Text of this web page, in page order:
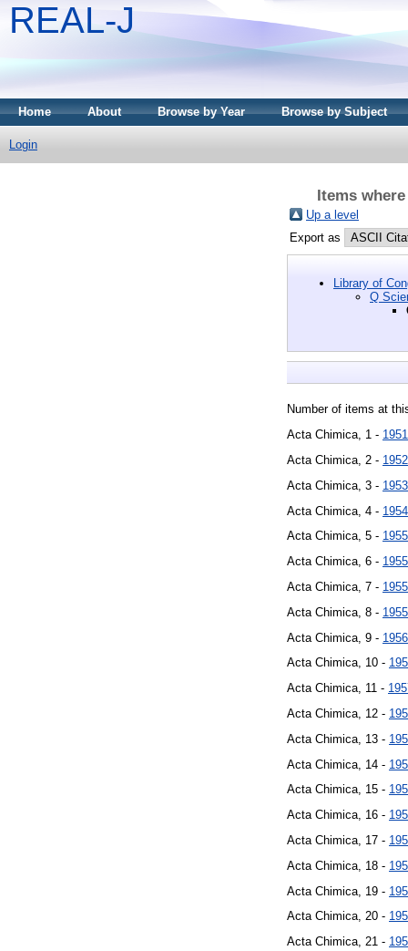
REAL-J
Home About Browse by Year Browse by Subject
Login
Items
Up a level
Export as
Library of
Q
Number of items at
Acta Chimica, 1 - 1951
Acta Chimica, 2 - 1952
Acta Chimica, 3 - 1953
Acta Chimica, 4 - 1954
Acta Chimica, 5 - 1955
Acta Chimica, 6 - 1955
Acta Chimica, 7 - 1955
Acta Chimica, 8 - 1955
Acta Chimica, 9 - 1956
Acta Chimica, 10 -
Acta Chimica, 11 -
Acta Chimica, 12 -
Acta Chimica, 13 -
Acta Chimica, 14 -
Acta Chimica, 15 -
Acta Chimica, 16 -
Acta Chimica, 17 -
Acta Chimica, 18 -
Acta Chimica, 19 -
Acta Chimica, 20 -
Acta Chimica, 21 -